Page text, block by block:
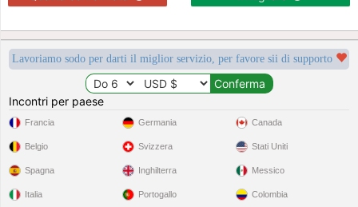
Lavoriamo sodo per darti il miglior servizio, per favore sii di supporto
Incontri per paese
Francia
Belgio
Spagna
Italia
Germania
Svizzera
Inghilterra
Portogallo
Canada
Stati Uniti
Messico
Colombia